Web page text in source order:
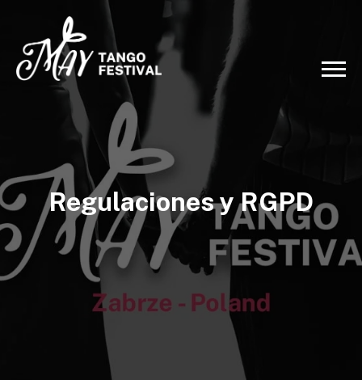
Regulaciones y RGPD